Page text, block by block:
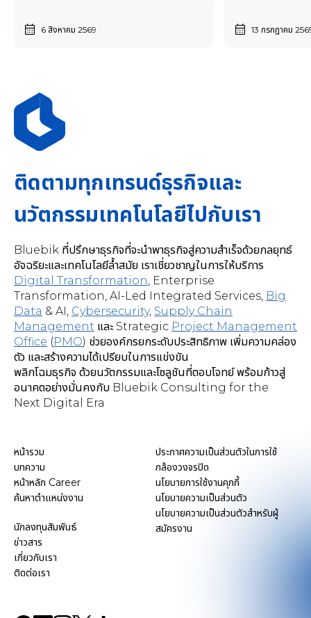
6 สิงหาคม 2569 13 กรกฎาคม
ติดตามทุกเทรนด์ธุรกิจและ
นวัตกรรมเทคโนโลยีไปกับเรา
Bluebik ที่ปรึกษาธุรกิจที่จะนำพาธุรกิจสู่ความสำเร็จด้วยกลยุทธ์
อัจฉริยะและเทคโนโลยีล้ำสมัย เราเชี่ยวชาญในการให้บริการ
Digital Transformation, Enterprise
Transformation, AI-Led Integrated Services, Big
Data & AI, Cybersecurity, Supply Chain
Management และ Strategic Project Management
Office (PMO) ช่วยองค์กรยกระดับประสิทธิภาพ เพิ่มความคล่อง
ตัว และสร้างความได้เปรียบในการแข่งขัน
พลิกโฉมธุรกิจ ด้วยนวัตกรรมและโซลูชันที่ตอบโจทย์ พร้อมก้าวสู่
อนาคตอย่างมั่นคงกับ Bluebik Consulting for the
Next Digital Era
หน้ารวม
บทความ
หน้าหลัก Career
ค้นหาตำแหน่งงาน
นักลงทุนสัมพันธ์
ข่าวสาร
เกี่ยวกับเรา
ติดต่อเรา
ประกาศความเป็นส่วนตัวในการใช้
กล้องวงจรปิด
นโยบายการใช้งานคุกกี้
นโยบายความเป็นส่วนตัว
นโยบายความเป็นส่วนตัวสำหรับผู้
สมัครงาน